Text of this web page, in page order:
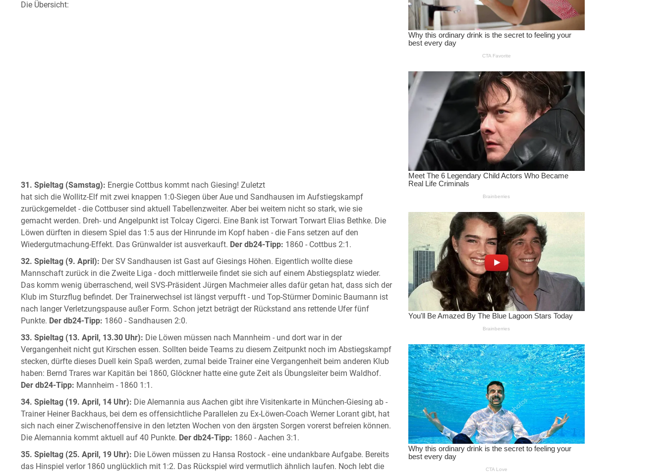
Die Übersicht:
31. Spieltag (Samstag): Energie Cottbus kommt nach Giesing! Zuletzt
hat sich die Wollitz-Elf mit zwei knappen 1:0-Siegen über Aue und Sandhausen im Aufstiegskampf
zurückgemeldet - die Cottbuser sind aktuell Tabellenzweiter. Aber bei weitem nicht so stark, wie sie
gemacht werden. Dreh- und Angelpunkt ist Tolcay Cigerci. Eine Bank ist Torwart Torwart Elias Bethke. Die
Löwen dürften in diesem Spiel das 1:5 aus der Hinrunde im Kopf haben - die Fans setzen auf den
Wiedergutmachung-Effekt. Das Grünwalder ist ausverkauft. Der db24-Tipp: 1860 - Cottbus 2:1.
32. Spieltag (9. April): Der SV Sandhausen ist Gast auf Giesings Höhen. Eigentlich wollte diese
Mannschaft zurück in die Zweite Liga - doch mittlerweile findet sie sich auf einem Abstiegsplatz wieder.
Das komm wenig überraschend, weil SVS-Präsident Jürgen Machmeier alles dafür getan hat, dass sich der
Klub im Sturzflug befindet. Der Trainerwechsel ist längst verpufft - und Top-Stürmer Dominic Baumann ist
nach langer Verletzungspause außer Form. Schon jetzt beträgt der Rückstand ans rettende Ufer fünf
Punkte. Der db24-Tipp: 1860 - Sandhausen 2:0.
33. Spieltag (13. April, 13.30 Uhr): Die Löwen müssen nach Mannheim - und dort war in der
Vergangenheit nicht gut Kirschen essen. Sollten beide Teams zu diesem Zeitpunkt noch im Abstiegskampf
stecken, dürfte dieses Duell kein Spaß werden, zumal beide Trainer eine Vergangenheit beim anderen Klub
haben: Bernd Trares war Kapitän bei 1860, Glöckner hatte eine gute Zeit als Übungsleiter beim Waldhof.
Der db24-Tipp: Mannheim - 1860 1:1.
34. Spieltag (19. April, 14 Uhr): Die Alemannia aus Aachen gibt ihre Visitenkarte in München-Giesing ab -
Trainer Heiner Backhaus, bei dem es offensichtliche Parallelen zu Ex-Löwen-Coach Werner Lorant gibt, hat
sich nach einer Zwischenoffensive in den letzten Wochen von den ärgsten Sorgen vorerst befreien können.
Die Alemannia kommt aktuell auf 40 Punkte. Der db24-Tipp: 1860 - Aachen 3:1.
35. Spieltag (25. April, 19 Uhr): Die Löwen müssen zu Hansa Rostock - eine undankbare Aufgabe. Bereits
das Hinspiel verlor 1860 unglücklich mit 1:2. Das Rückspiel wird vermutlich ähnlich laufen. Noch lebt die